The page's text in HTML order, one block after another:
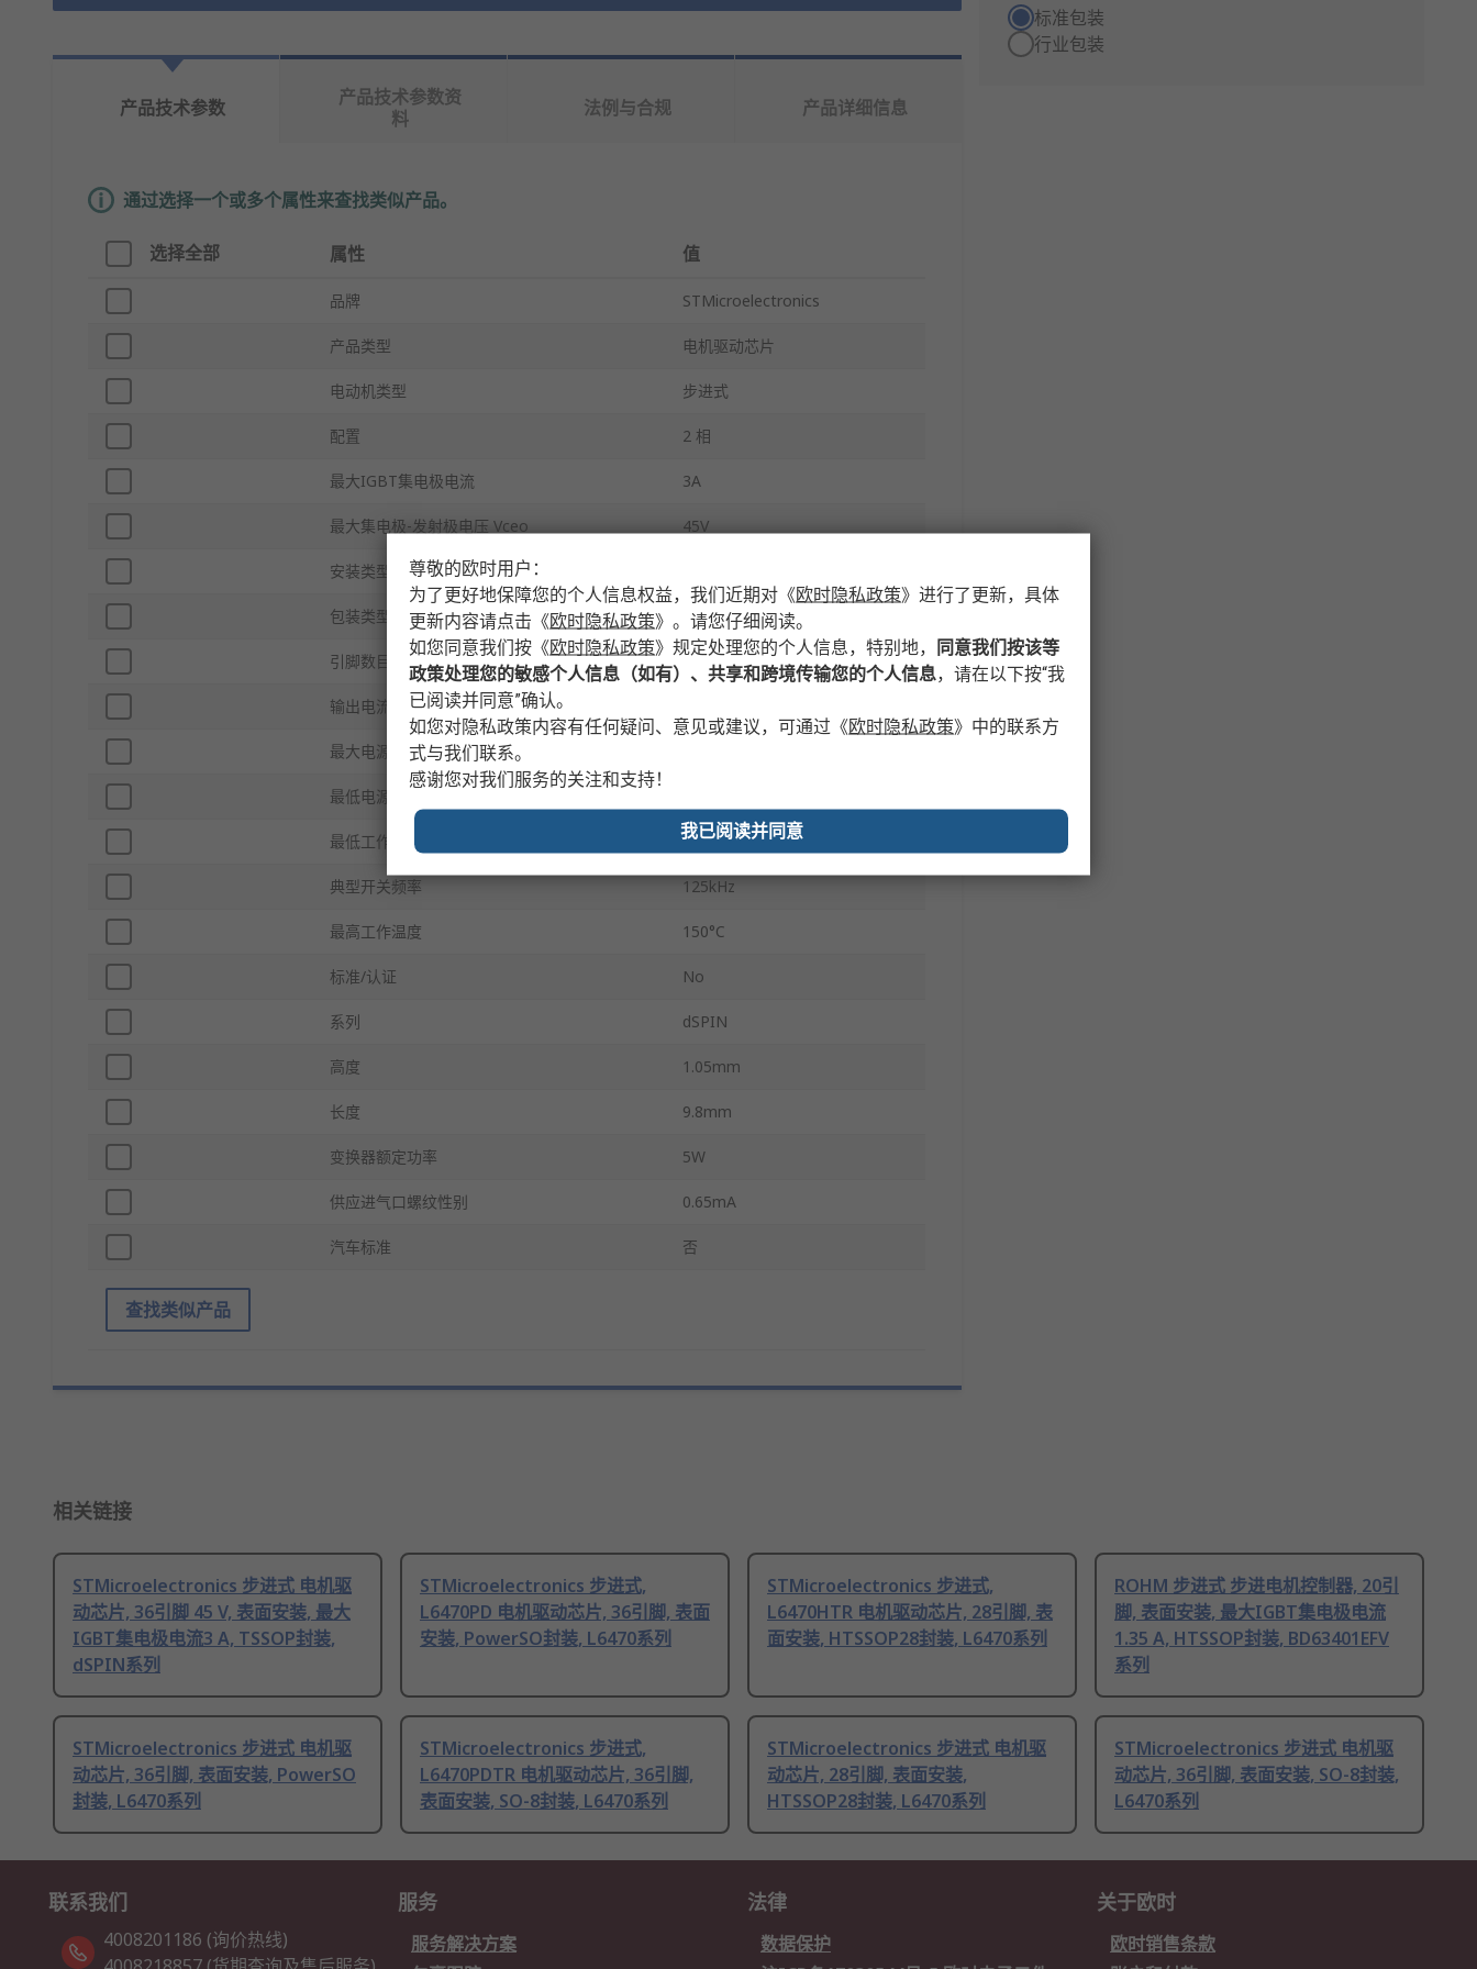
标准包装
行业包装
产品技术参数
产品技术参数资
料
法例与合规 产品详细信息
通过选择一个或多个属性来查找类似产品。
选择全部 属性 值
品牌 STMicroelectronics
产品类型 电机驱动芯片
电动机类型 步进式
配置 2 相
最大IGBT集电极电流 3A
最大集电极-发射极电压 Vceo 45V
安装类型
包装类型 TSSOP
引脚数目 36
输出电流
最大电源电压
最低电源电压
最低工作温度 -40°C
典型开关频率 125kHz
最高工作温度 150°C
标准/认证 No
系列 dSPIN
高度 1.05mm
长度 9.8mm
变换器额定功率 5W
供应进气口螺纹性别 0.65mA
汽车标准 否
查找类似产品
相关链接
STMicroelectronics 步进式 电机驱
动芯片, 36引脚 45 V, 表面安装, 最大
IGBT集电极电流3 A, TSSOP封装,
dSPIN系列
STMicroelectronics 步进式,
L6470PD 电机驱动芯片, 36引脚, 表面
安装, PowerSO封装, L6470系列
STMicroelectronics 步进式,
L6470HTR 电机驱动芯片, 28引脚, 表
面安装, HTSSOP28封装, L6470系列
ROHM 步进式 步进电机控制器, 20引
脚, 表面安装, 最大IGBT集电极电流
1.35 A, HTSSOP封装, BD63401EFV
系列
STMicroelectronics 步进式 电机驱
动芯片, 36引脚, 表面安装, PowerSO
封装, L6470系列
STMicroelectronics 步进式,
L6470PDTR 电机驱动芯片, 36引脚,
表面安装, SO-8封装, L6470系列
STMicroelectronics 步进式 电机驱
动芯片, 28引脚, 表面安装,
HTSSOP28封装, L6470系列
STMicroelectronics 步进式 电机驱
动芯片, 36引脚, 表面安装, SO-8封装,
L6470系列
联系我们
4008201186 (询价热线)
服务
服务解决方案
法律
数据保护
关于欧时
欧时销售条款
尊敬的欧时用户：
为了更好地保障您的个人信息权益，我们近期对 《欧时隐私政策》 进行了更新，具体
更新内容请点击 《欧时隐私政策》 。请您仔细阅读。
如您同意我们按 《欧时隐私政策》 规定处理您的个人信息，特别地， 同意我们按该等
政策处理您的敏感个人信息（如有）、共享和跨境传输您的个人信息，请在以下按“我
已阅读并同意”确认。
如您对隐私政策内容有任何疑问、意见或建议，可通过 《欧时隐私政策》 中的联系方
式与我们联系。
感谢您对我们服务的关注和支持！
我已阅读并同意